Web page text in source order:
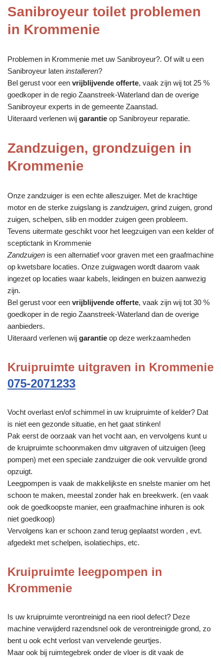
Sanibroyeur toilet problemen
in Krommenie
Problemen in Krommenie met uw Sanibroyeur?. Of wilt u een
Sanibroyeur laten installeren?
Bel gerust voor een vrijblijvende offerte, vaak zijn wij tot 25 %
goedkoper in de regio Zaanstreek-Waterland dan de overige
Sanibroyeur experts in de gemeente Zaanstad.
Uiteraard verlenen wij garantie op Sanibroyeur reparatie.
Zandzuigen, grondzuigen in
Krommenie
Onze zandzuiger is een echte alleszuiger. Met de krachtige
motor en de sterke zuigslang is zandzuigen, grind zuigen, grond
zuigen, schelpen, slib en modder zuigen geen probleem.
Tevens uitermate geschikt voor het leegzuigen van een kelder of
sceptictank in Krommenie
Zandzuigen is een alternatief voor graven met een graafmachine
op kwetsbare locaties. Onze zuigwagen wordt daarom vaak
ingezet op locaties waar kabels, leidingen en buizen aanwezig
zijn.
Bel gerust voor een vrijblijvende offerte, vaak zijn wij tot 30 %
goedkoper in de regio Zaanstreek-Waterland dan de overige
aanbieders.
Uiteraard verlenen wij garantie op deze werkzaamheden
Kruipruimte uitgraven in Krommenie
075-2071233
Vocht overlast en/of schimmel in uw kruipruimte of kelder? Dat
is niet een gezonde situatie, en het gaat stinken!
Pak eerst de oorzaak van het vocht aan, en vervolgens kunt u
de kruipruimte schoonmaken dmv uitgraven of uitzuigen (leeg
pompen) met een speciale zandzuiger die ook vervuilde grond
opzuigt.
Leegpompen is vaak de makkelijkste en snelste manier om het
schoon te maken, meestal zonder hak en breekwerk. (en vaak
ook de goedkoopste manier, een graafmachine inhuren is ook
niet goedkoop)
Vervolgens kan er schoon zand terug geplaatst worden , evt.
afgedekt met schelpen, isolatiechips, etc.
Kruipruimte leegpompen in
Krommenie
Is uw kruipruimte verontreinigd na een riool defect? Deze
machine verwijderd razendsnel ook de verontreinigde grond, zo
bent u ook echt verlost van vervelende geurtjes.
Maar ook bij ruimtegebrek onder de vloer is dit vaak de